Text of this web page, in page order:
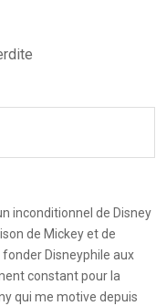
inconditionnel de Disney
de Mickey et de
Disneyphile aux
constant pour la
qui me motive depuis